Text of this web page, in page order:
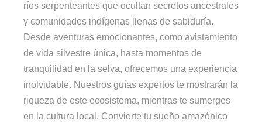
ríos serpenteantes que ocultan secretos ancestrales
y comunidades indígenas llenas de sabiduría.
Desde aventuras emocionantes, como avistamiento
de vida silvestre única, hasta momentos de
tranquilidad en la selva, ofrecemos una experiencia
inolvidable. Nuestros guías expertos te mostrarán la
riqueza de este ecosistema, mientras te sumerges
en la cultura local. Convierte tu sueño amazónico